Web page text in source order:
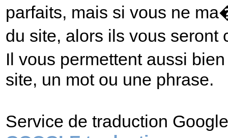
parfaits, mais si vous ne
du site, alors ils vous
Il vous permettent aussi
site, un mot ou une phrase.
Service de traduction